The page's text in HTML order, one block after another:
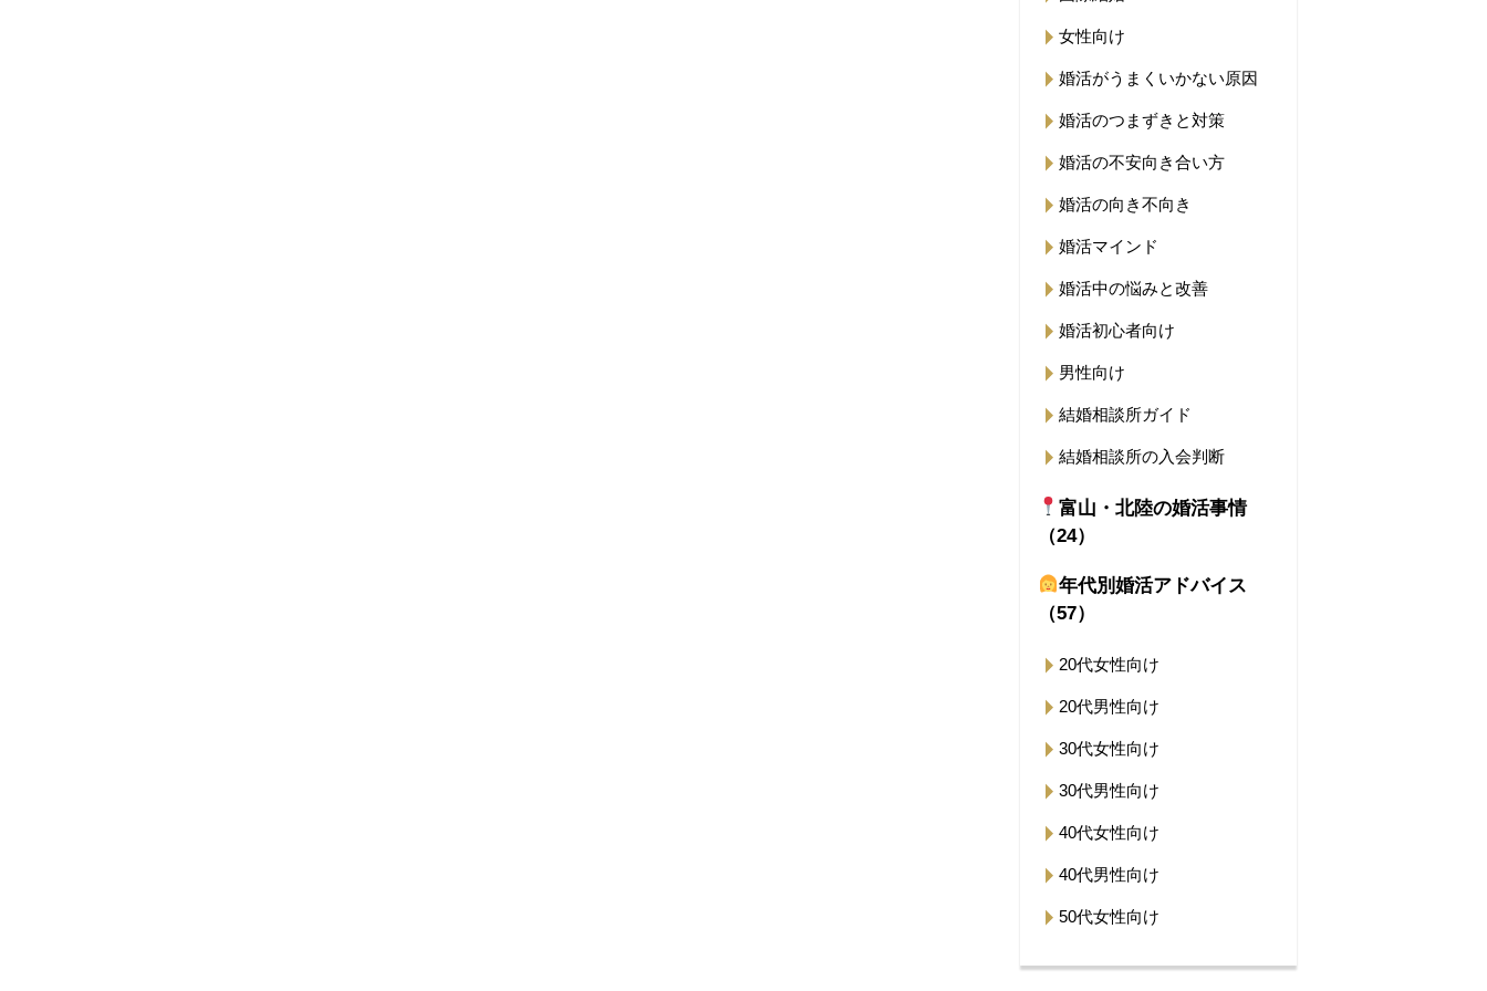
女性向け
婚活がうまくいかない原因
婚活のつまずきと対策
婚活の不安向き合い方
婚活の向き不向き
婚活マインド
婚活中の悩みと改善
婚活初心者向け
男性向け
結婚相談所ガイド
結婚相談所の入会判断
富山・北陸の婚活事情
（24）
年代別婚活アドバイス
（57）
20代女性向け
20代男性向け
30代女性向け
30代男性向け
40代女性向け
40代男性向け
50代女性向け